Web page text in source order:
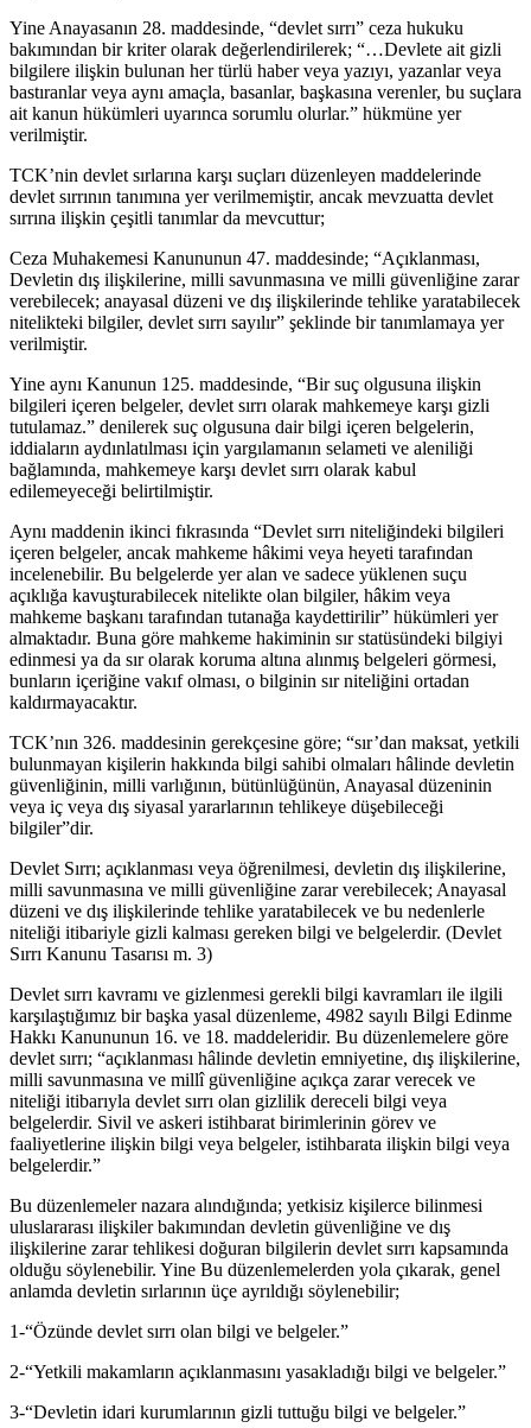
Yine Anayasanın 28. maddesinde, “devlet sırrı” ceza hukuku
bakımından bir kriter olarak değerlendirilerek; “…Devlete ait gizli
bilgilere ilişkin bulunan her türlü haber veya yazıyı, yazanlar veya
bastıranlar veya aynı amaçla, basanlar, başkasına verenler, bu suçlara
ait kanun hükümleri uyarınca sorumlu olurlar.” hükmüne yer
verilmiştir.
TCK’nin devlet sırlarına karşı suçları düzenleyen maddelerinde
devlet sırrının tanımına yer verilmemiştir, ancak mevzuatta devlet
sırrına ilişkin çeşitli tanımlar da mevcuttur;
Ceza Muhakemesi Kanununun 47. maddesinde; “Açıklanması,
Devletin dış ilişkilerine, milli savunmasına ve milli güvenliğine zarar
verebilecek; anayasal düzeni ve dış ilişkilerinde tehlike yaratabilecek
nitelikteki bilgiler, devlet sırrı sayılır” şeklinde bir tanımlamaya yer
verilmiştir.
Yine aynı Kanunun 125. maddesinde, “Bir suç olgusuna ilişkin
bilgileri içeren belgeler, devlet sırrı olarak mahkemeye karşı gizli
tutulamaz.” denilerek suç olgusuna dair bilgi içeren belgelerin,
iddiaların aydınlatılması için yargılamanın selameti ve aleniliği
bağlamında, mahkemeye karşı devlet sırrı olarak kabul
edilemeyeceği belirtilmiştir.
Aynı maddenin ikinci fıkrasında “Devlet sırrı niteliğindeki bilgileri
içeren belgeler, ancak mahkeme hâkimi veya heyeti tarafından
incelenebilir. Bu belgelerde yer alan ve sadece yüklenen suçu
açıklığa kavuşturabilecek nitelikte olan bilgiler, hâkim veya
mahkeme başkanı tarafından tutanağa kaydettirilir” hükümleri yer
almaktadır. Buna göre mahkeme hakiminin sır statüsündeki bilgiyi
edinmesi ya da sır olarak koruma altına alınmış belgeleri görmesi,
bunların içeriğine vakıf olması, o bilginin sır niteliğini ortadan
kaldırmayacaktır.
TCK’nın 326. maddesinin gerekçesine göre; “sır’dan maksat, yetkili
bulunmayan kişilerin hakkında bilgi sahibi olmaları hâlinde devletin
güvenliğinin, milli varlığının, bütünlüğünün, Anayasal düzeninin
veya iç veya dış siyasal yararlarının tehlikeye düşebileceği
bilgiler”dir.
Devlet Sırrı; açıklanması veya öğrenilmesi, devletin dış ilişkilerine,
milli savunmasına ve milli güvenliğine zarar verebilecek; Anayasal
düzeni ve dış ilişkilerinde tehlike yaratabilecek ve bu nedenlerle
niteliği itibariyle gizli kalması gereken bilgi ve belgelerdir. (Devlet
Sırrı Kanunu Tasarısı m. 3)
Devlet sırrı kavramı ve gizlenmesi gerekli bilgi kavramları ile ilgili
karşılaştığımız bir başka yasal düzenleme, 4982 sayılı Bilgi Edinme
Hakkı Kanununun 16. ve 18. maddeleridir. Bu düzenlemelere göre
devlet sırrı; “açıklanması hâlinde devletin emniyetine, dış ilişkilerine,
milli savunmasına ve millî güvenliğine açıkça zarar verecek ve
niteliği itibarıyla devlet sırrı olan gizlilik dereceli bilgi veya
belgelerdir. Sivil ve askeri istihbarat birimlerinin görev ve
faaliyetlerine ilişkin bilgi veya belgeler, istihbarata ilişkin bilgi veya
belgelerdir.”
Bu düzenlemeler nazara alındığında; yetkisiz kişilerce bilinmesi
uluslararası ilişkiler bakımından devletin güvenliğine ve dış
ilişkilerine zarar tehlikesi doğuran bilgilerin devlet sırrı kapsamında
olduğu söylenebilir. Yine Bu düzenlemelerden yola çıkarak, genel
anlamda devletin sırlarının üçe ayrıldığı söylenebilir;
1-“Özünde devlet sırrı olan bilgi ve belgeler.”
2-“Yetkili makamların açıklanmasını yasakladığı bilgi ve belgeler.”
3-“Devletin idari kurumlarının gizli tuttuğu bilgi ve belgeler.”